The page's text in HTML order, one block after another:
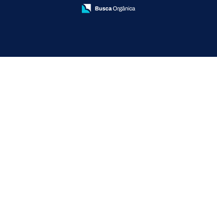
Serviço de Portaria Remota